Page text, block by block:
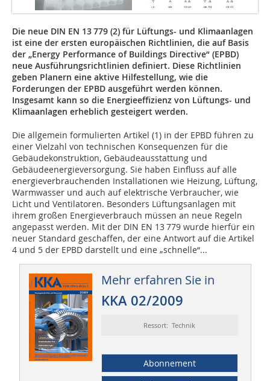
Die neue DIN EN 13 779 (2) für Lüftungs- und Klimaanlagen
ist eine der ersten europäischen Richtlinien, die auf Basis
der „Energy Performance of Buildings Directive“ (EPBD)
neue Ausführungsrichtlinien definiert. Diese Richtlinien
geben Planern eine aktive Hilfestellung, wie die
Forderungen der EPBD ausgeführt werden können.
Insgesamt kann so die Energieeffizienz von Lüftungs- und
Klimaanlagen erheblich gesteigert werden.
Die allgemein formulierten Artikel (1) in der EPBD führen zu
einer Vielzahl von technischen Konsequenzen für die
Gebäudekonstruktion, Gebäudeausstattung und
Gebäudeenergieversorgung. Sie haben Einfluss auf alle
energieverbrauchenden Installationen wie Heizung, Lüftung,
Warmwasser und auch auf elektrische Verbraucher, wie
Licht und Ventilatoren. Besonders Lüftungsanlagen mit
ihrem großen Energieverbrauch müssen an neue Regeln
angepasst werden. Mit der DIN EN 13 779 wurde hierfür ein
neuer Standard geschaffen, der eine Antwort auf die Artikel
4 und 5 der EPBD darstellt und eine „schnelle“...
Mehr erfahren Sie in
KKA 02/2009
Ressort: Technik
Abonnement